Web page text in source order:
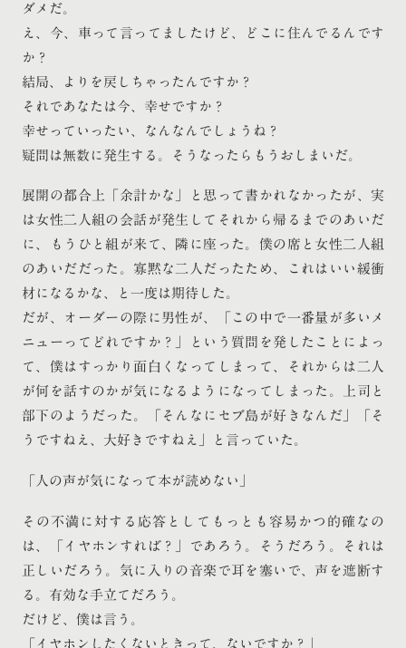
ダメだ。
え、今、車って言ってましたけど、どこに住んでるんです
か？
結局、よりを戻しちゃったんですか？
それであなたは今、幸せですか？
幸せっていったい、なんなんでしょうね？
疑問は無数に発生する。そうなったらもうおしまいだ。
展開の都合上「余計かな」と思って書かれなかったが、実
は女性二人組の会話が発生してそれから帰るまでのあいだ
に、もうひと組が来て、隣に座った。僕の席と女性二人組
のあいだだった。寡黙な二人だったため、これはいい緩衝
材になるかな、と一度は期待した。
だが、オーダーの際に男性が、「この中で一番量が多いメ
ニューってどれですか？」という質問を発したことによっ
て、僕はすっかり面白くなってしまって、それからは二人
が何を話すのかが気になるようになってしまった。上司と
部下のようだった。「そんなにセブ島が好きなんだ」「そ
うですねえ、大好きですねえ」と言っていた。
「人の声が気になって本が読めない」
その不満に対する応答としてもっとも容易かつ的確なの
は、「イヤホンすれば？」であろう。そうだろう。それは
正しいだろう。気に入りの音楽で耳を塞いで、声を遮断す
る。有効な手立てだろう。
だけど、僕は言う。
「イヤホンしたくないときって、ないですか？」